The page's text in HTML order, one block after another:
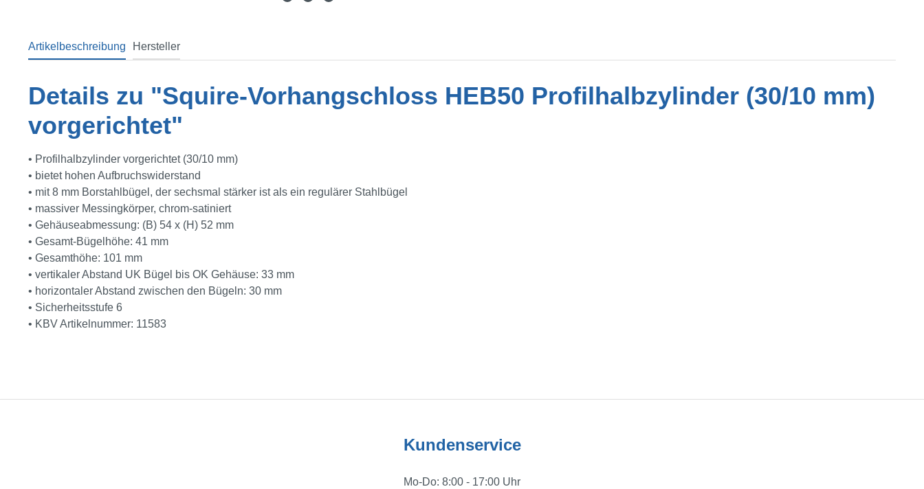
Artikelbeschreibung Hersteller
Details zu "Squire-Vorhangschloss HEB50 Profilhalbzylinder (30/10 mm)
vorgerichtet"
• Profilhalbzylinder vorgerichtet (30/10 mm)
• bietet hohen Aufbruchswiderstand
• mit 8 mm Borstahlbügel, der sechsmal stärker ist als ein regulärer Stahlbügel
• massiver Messingkörper, chrom-satiniert
• Gehäuseabmessung: (B) 54 x (H) 52 mm
• Gesamt-Bügelhöhe: 41 mm
• Gesamthöhe: 101 mm
• vertikaler Abstand UK Bügel bis OK Gehäuse: 33 mm
• horizontaler Abstand zwischen den Bügeln: 30 mm
• Sicherheitsstufe 6
• KBV Artikelnummer: 11583
Kundenservice
Mo-Do: 8:00 - 17:00 Uhr